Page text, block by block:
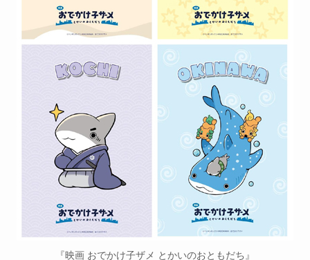
『映画 おでかけ子ザメ とかいのおともだち』